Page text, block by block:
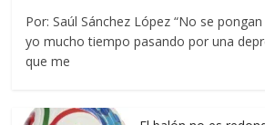
Por: Saúl Sánchez López “No se
yo mucho tiempo pasando por una
que me